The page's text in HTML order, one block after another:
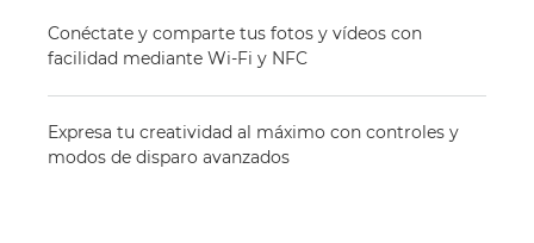
Conéctate y comparte tus fotos y vídeos con
facilidad mediante Wi-Fi y NFC
Expresa tu creatividad al máximo con controles y
modos de disparo avanzados